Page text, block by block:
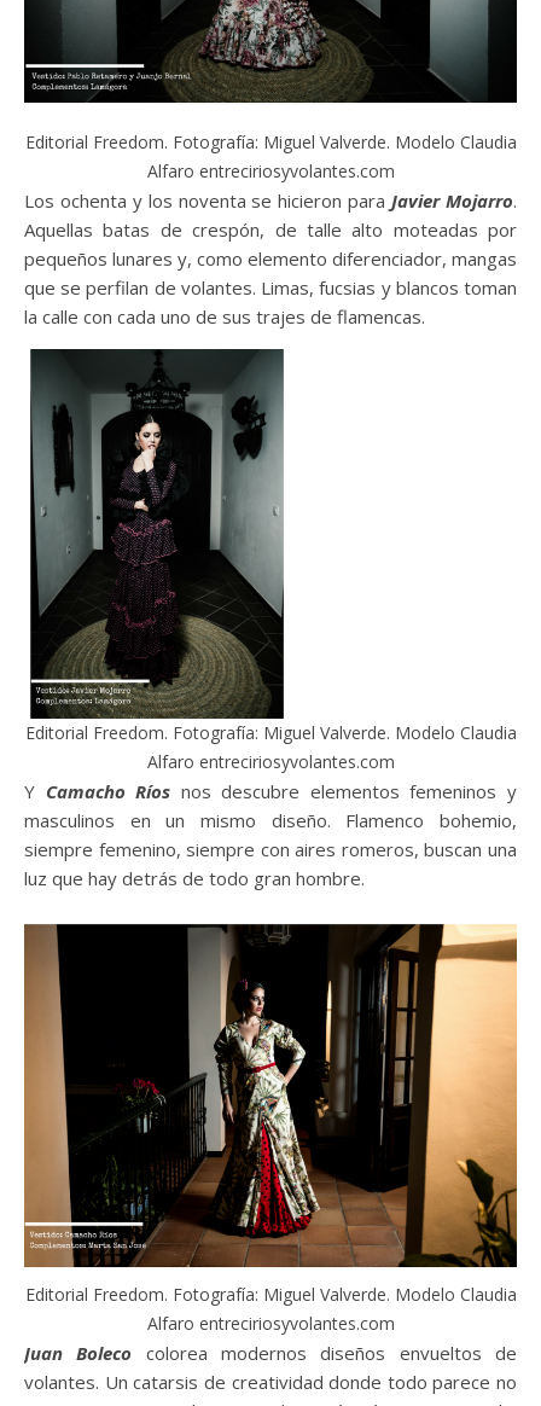
Editorial Freedom. Fotografía: Miguel Valverde. Modelo Claudia
Alfaro entreciriosyvolantes.com
Los ochenta y los noventa se hicieron paraJavier Mojarro.
Aquellas batas de crespón, de talle alto moteadas por
pequeños lunares y, como elemento diferenciador, mangas
que se perfilan de volantes. Limas, fucsias y blancos toman
la calle con cada uno de sus trajes de flamencas.
Editorial Freedom. Fotografía: Miguel Valverde. Modelo Claudia
Alfaro entreciriosyvolantes.com
Y Camacho Ríos nos descubre elementos femeninos y
masculinos en un mismo diseño. Flamenco bohemio,
siempre femenino, siempre con aires romeros, buscan una
luz que hay detrás de todo gran hombre.
Editorial Freedom. Fotografía: Miguel Valverde. Modelo Claudia
Alfaro entreciriosyvolantes.com
Juan Boleco colorea modernos diseños envueltos de
volantes. Un catarsis de creatividad donde todo parece no